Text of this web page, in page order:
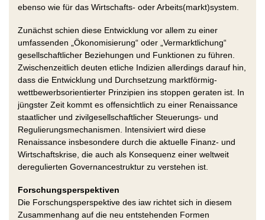
ebenso wie für das Wirtschafts- oder Arbeits(markt)system.
Zunächst schien diese Entwicklung vor allem zu einer
umfassenden „Ökonomisierung“ oder „Vermarktlichung“
gesellschaftlicher Beziehungen und Funktionen zu führen.
Zwischenzeitlich deuten etliche Indizien allerdings darauf hin,
dass die Entwicklung und Durchsetzung marktförmig-
wettbewerbsorientierter Prinzipien ins stoppen geraten ist. In
jüngster Zeit kommt es offensichtlich zu einer Renaissance
staatlicher und zivilgesellschaftlicher Steuerungs- und
Regulierungsmechanismen. Intensiviert wird diese
Renaissance insbesondere durch die aktuelle Finanz- und
Wirtschaftskrise, die auch als Konsequenz einer weltweit
deregulierten Governancestruktur zu verstehen ist.
Forschungsperspektiven
Die Forschungsperspektive des iaw richtet sich in diesem
Zusammenhang auf die neu entstehenden Formen